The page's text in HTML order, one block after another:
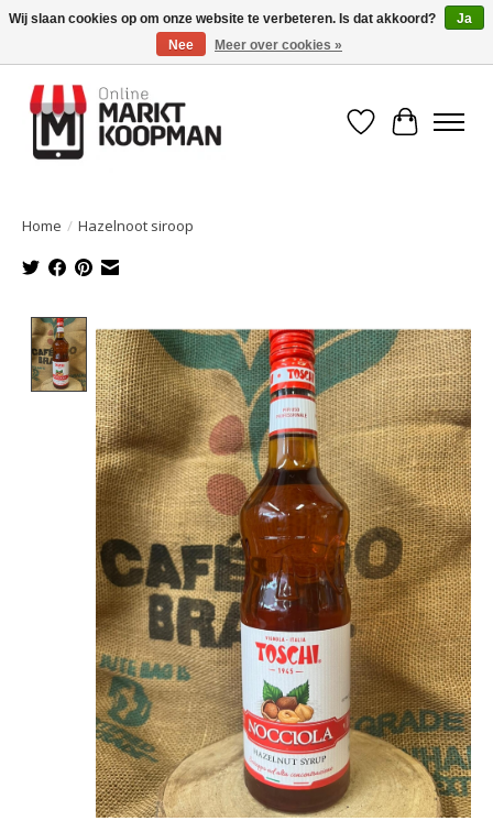
Voor 15:00 besteld, morgen in huis!
Verlanglijst
Home / Hazelnoot siroop
Product image slideshow Items
Wij slaan cookies op om onze website te verbeteren. Is dat akkoord?
Ja
Nee
Meer over cookies »